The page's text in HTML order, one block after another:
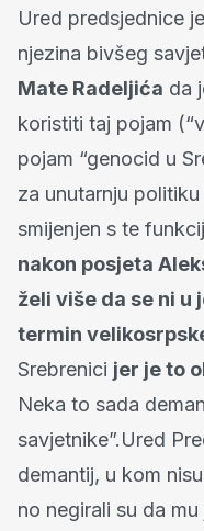
Ured predsjednice
njezina bivšeg
Mate Radeljića da
koristiti taj pojam
pojam “genocid u
za unutarnju
smijenjen s te
nakon posjeta
želi više da se ni
termin
Srebrenici jer je to
Neka to sada
savjetnike”.Ured
demantij, u kom
no negirali su da